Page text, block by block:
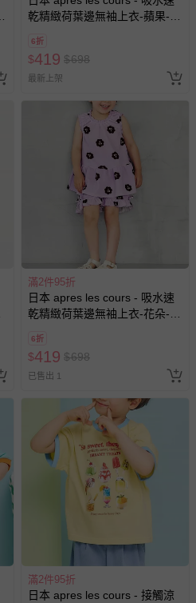
乾精緻荷葉邊無袖上衣-蘋果-水
6折
$419 $698
最新上架
滿2件95折
日本 apres les cours - 吸水速
乾精緻荷葉邊無袖上衣-花朵-薰
6折
$419 $698
已售出 1
滿2件95折
日本 apres les cours - 接觸涼